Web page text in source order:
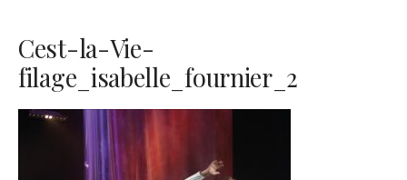
Cest-la-Vie-
filage_isabelle_fournier_2